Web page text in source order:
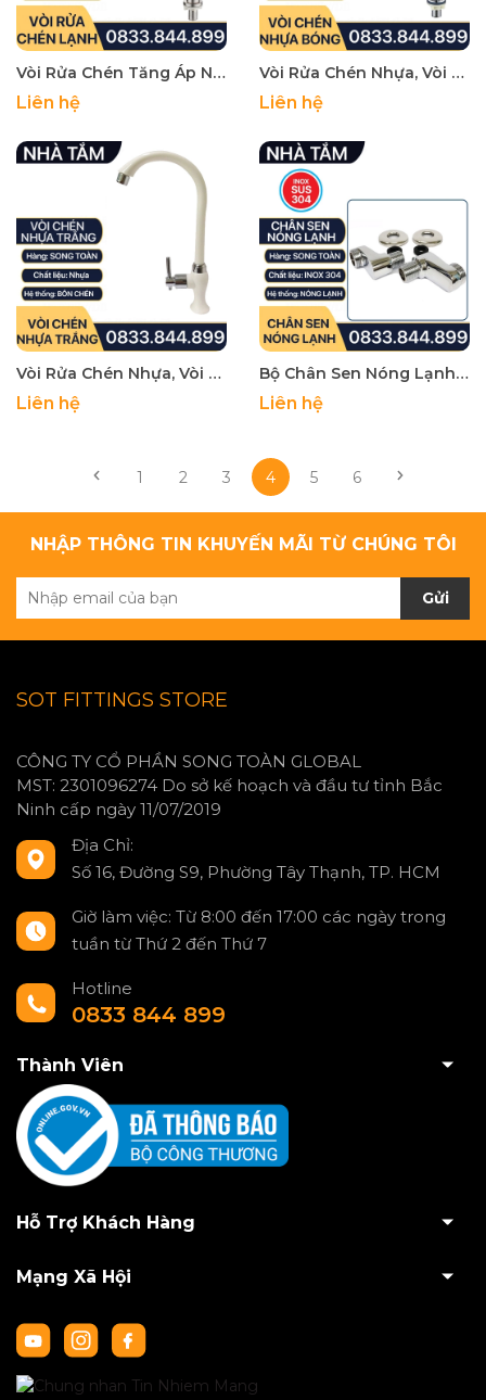
Vòi Rửa Chén Tăng Áp Nước Lạnh Inox 304 - Cổ 18mm Chân Ren 21
Liên hệ
Vòi Rửa Chén Nhựa, Vòi Chén Nhựa Mạ Bóng Giá Rẻ Tay Gạt 90 Độ - Vòi Bồn Chén Nước Lạnh
Liên hệ
Vòi Rửa Chén Nhựa, Vòi Chén Nhựa Trắng Giá Rẻ Tay Gạt Đũa 90 Độ - Vòi Bồn Chén Nước Lạnh
Liên hệ
Bộ Chân Sen Nóng Lạnh, Bộ Nối Chân Củ Sen Nóng Lạnh Inox 304, Đồng Thau
Liên hệ
1 2 3 4 5 6
NHẬP THÔNG TIN KHUYẾN MÃI TỪ CHÚNG TÔI
Gửi
SOT FITTINGS STORE
CÔNG TY CỔ PHẦN SONG TOÀN GLOBAL
MST: 2301096274 Do sở kế hoạch và đầu tư tỉnh Bắc
Ninh cấp ngày 11/07/2019
Địa Chỉ:
Số 16, Đường S9, Phường Tây Thạnh, TP. HCM
Giờ làm việc: Từ 8:00 đến 17:00 các ngày trong
tuần từ Thứ 2 đến Thứ 7
Hotline
0833 844 899
Thành Viên
Hỗ Trợ Khách Hàng
Mạng Xã Hội